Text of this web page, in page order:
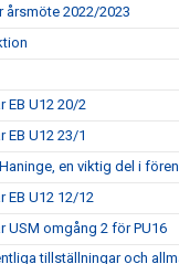
årsmöte 2022/2023
EB U12 20/2
EB U12 23/1
en viktig del i
EB U12 12/12
USM omgång 2 för PU16
tillställningar och